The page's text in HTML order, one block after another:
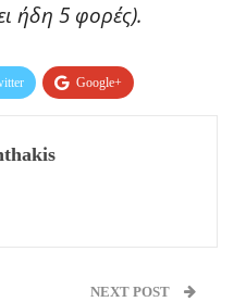
ήδη 5 φορές).
Google+
NEXT POST